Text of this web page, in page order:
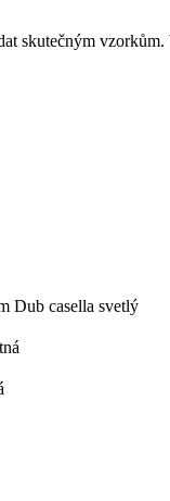
skutečným
Dub casella svetlý